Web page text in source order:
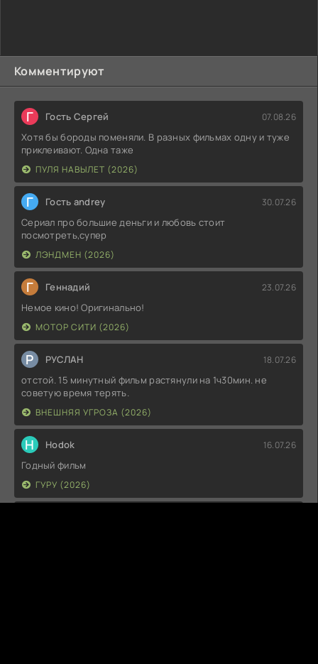
Комментируют
Г Гость Сергей 07.08.26
Хотя бы бороды поменяли. В разных фильмах одну и туже
приклеивают. Одна таже
ПУЛЯ НАВЫЛЕТ (2026)
Г Гость andrey 30.07.26
Сериал про большие деньги и любовь стоит
посмотреть,супер
ЛЭНДМЕН (2026)
Г Геннадий 23.07.26
Немое кино! Оригинально!
МОТОР СИТИ (2026)
Р РУСЛАН 18.07.26
отстой. 15 минутный фильм растянули на 1ч30мин. не
советую время терять.
ВНЕШНЯЯ УГРОЗА (2026)
H Hodok 16.07.26
Годный фильм
ГУРУ (2026)